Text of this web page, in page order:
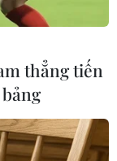
thẳng tiến